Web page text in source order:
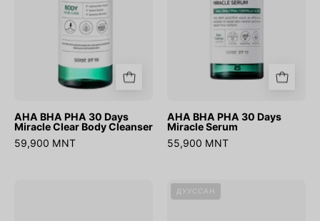
Clear
Body
Cleanser
AHA BHA PHA 30 Days
Miracle Clear Body Cleanser
59,900 MNT
Serum
AHA BHA PHA 30 Days
Miracle Serum
55,900 MNT
ДУУССАН